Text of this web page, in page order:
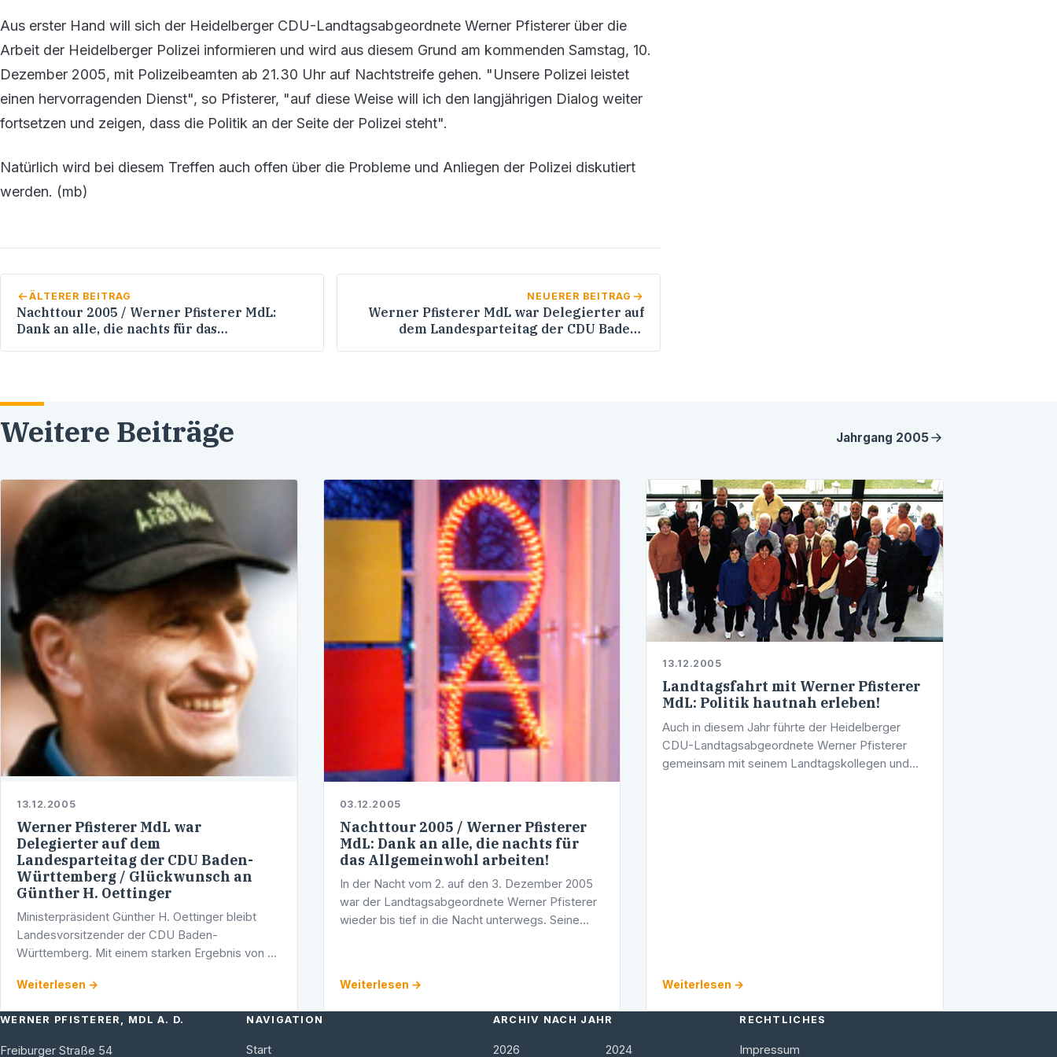
Aus erster Hand will sich der Heidelberger CDU-Landtagsabgeordnete Werner Pfisterer über die
Arbeit der Heidelberger Polizei informieren und wird aus diesem Grund am kommenden Samstag, 10.
Dezember 2005, mit Polizeibeamten ab 21.30 Uhr auf Nachtstreife gehen. "Unsere Polizei leistet
einen hervorragenden Dienst", so Pfisterer, "auf diese Weise will ich den langjährigen Dialog weiter
fortsetzen und zeigen, dass die Politik an der Seite der Polizei steht".
Natürlich wird bei diesem Treffen auch offen über die Probleme und Anliegen der Polizei diskutiert
werden. (mb)
ÄLTERER BEITRAG
Nachttour 2005 / Werner Pfisterer MdL:
Dank an alle, die nachts für das
NEUERER BEITRAG
Werner Pfisterer MdL war Delegierter auf
dem Landesparteitag der CDU Baden-
Weitere Beiträge Jahrgang 2005
13.12.2005
Werner Pfisterer MdL war
Delegierter auf dem
Landesparteitag der CDU Baden-
Württemberg / Glückwunsch an
Günther H. Oettinger
Ministerpräsident Günther H. Oettinger bleibt
Landesvorsitzender der CDU Baden-
Württemberg. Mit einem starken Ergebnis von 92
Landesparteitag an der Spitze der Partei. Der …
Weiterlesen →
03.12.2005
Nachttour 2005 / Werner Pfisterer
MdL: Dank an alle, die nachts für
das Allgemeinwohl arbeiten!
In der Nacht vom 2. auf den 3. Dezember 2005
war der Landtagsabgeordnete Werner Pfisterer
wieder bis tief in die Nacht unterwegs. Seine
Weiterlesen →
13.12.2005
Landtagsfahrt mit Werner Pfisterer
MdL: Politik hautnah erleben!
Auch in diesem Jahr führte der Heidelberger
CDU-Landtagsabgeordnete Werner Pfisterer
gemeinsam mit seinem Landtagskollegen und
Weiterlesen →
WERNER PFISTERER, MDL A. D.
Freiburger Straße 54
NAVIGATION
Start
ARCHIV NACH JAHR
2026 2024
RECHTLICHES
Impressum